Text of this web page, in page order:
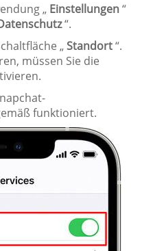
„ Einstellungen“
“.
„Standort“.
müssen Sie die
funktioniert.